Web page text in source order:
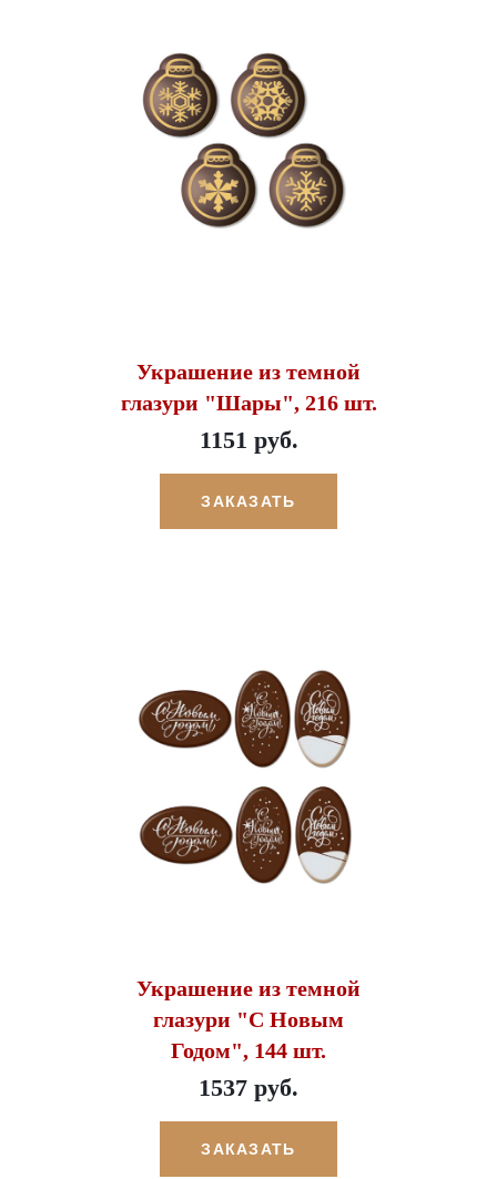
Украшение из темной
глазури "Шары", 216 шт.
1151 руб.
ЗАКАЗАТЬ
Украшение из темной
глазури "С Новым
Годом", 144 шт.
1537 руб.
ЗАКАЗАТЬ